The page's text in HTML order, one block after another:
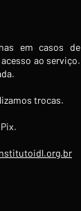
em casos de
ao serviço.
trocas.